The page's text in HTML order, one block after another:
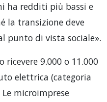
ha redditi più bassi e
la transizione deve
punto di vista sociale».
ricevere 9.000 o 11.000
elettrica (categoria
Le microimprese